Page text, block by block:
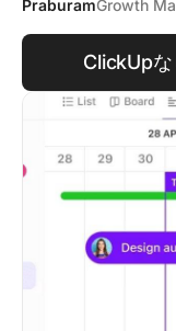
PraburamGrowth
ClickUpな